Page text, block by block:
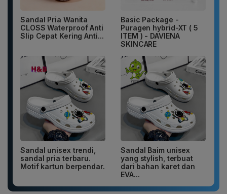
Sandal Pria Wanita
CLOSS Waterproof Anti
Slip Cepat Kering Anti...
Basic Package -
Puragen hybrid-XT ( 5
ITEM ) - DAVIENA
SKINCARE
Sandal unisex trendi,
sandal pria terbaru.
Motif kartun berpendar.
Sandal Baim unisex
yang stylish, terbuat
dari bahan karet dan
EVA...